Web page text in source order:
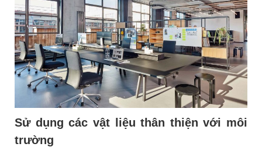
Sử dụng các vật liệu thân thiện với môi
trường